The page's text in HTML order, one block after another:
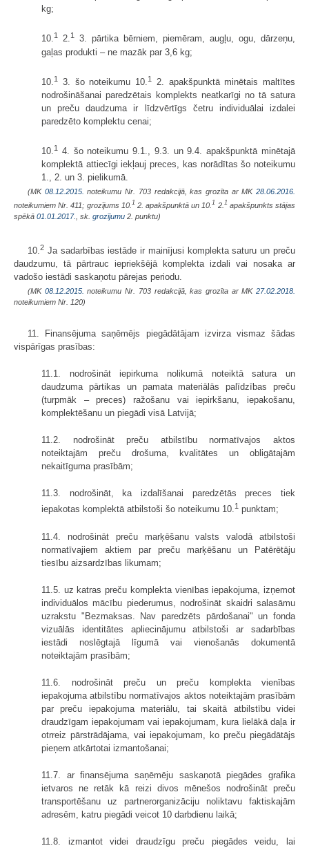
kg;
10.1 2.1 3. pārtika bērniem, piemēram, augļu, ogu, dārzeņu,
gaļas produkti – ne mazāk par 3,6 kg;
10.1 3. šo noteikumu 10.1
2. apakšpunktā minētais maltītes
nodrošināšanai paredzētais komplekts neatkarīgi no tā satura
un preču daudzuma ir līdzvērtīgs četru individuālai izdalei
paredzēto komplektu cenai;
10.1
4. šo noteikumu 9.1., 9.3. un 9.4. apakšpunktā minētajā
komplektā attiecīgi iekļauj preces, kas norādītas šo noteikumu
1., 2. un 3. pielikumā.
(MK 08.12.2015. noteikumu Nr. 703 redakcijā, kas grozīta ar MK28.06.2016.
noteikumiem Nr. 411; grozījums 10. 1 2. apakšpunktā un 10.1 2. 1 apakšpunkts stājas
spēkā 01.01.2017. , sk. grozījumu 2. punktu)
10.2 Ja sadarbības iestāde ir mainījusi komplekta saturu un preču
daudzumu, tā pārtrauc iepriekšējā komplekta izdali vai nosaka ar
vadošo iestādi saskaņotu pārejas periodu.
(MK 08.12.2015. noteikumu Nr. 703 redakcijā, kas grozīta ar MK27.02.2018.
noteikumiem Nr. 120)
11. Finansējuma saņēmējs piegādātājam izvirza vismaz šādas
vispārīgas prasības:
11.1. nodrošināt iepirkuma nolikumā noteiktā satura un
daudzuma pārtikas un pamata materiālās palīdzības preču
(turpmāk – preces) ražošanu vai iepirkšanu, iepakošanu,
komplektēšanu un piegādi visā Latvijā;
11.2. nodrošināt preču atbilstību normatīvajos aktos
noteiktajām preču drošuma, kvalitātes un obligātajām
nekaitīguma prasībām;
11.3. nodrošināt, ka izdalīšanai paredzētās preces tiek
iepakotas komplektā atbilstoši šo noteikumu 10.1 punktam;
11.4. nodrošināt preču marķēšanu valsts valodā atbilstoši
normatīvajiem aktiem par preču marķēšanu un Patērētāju
tiesību aizsardzības likumam;
11.5. uz katras preču komplekta vienības iepakojuma, izņemot
individuālos mācību piederumus, nodrošināt skaidri salasāmu
uzrakstu "Bezmaksas. Nav paredzēts pārdošanai" un fonda
vizuālās identitātes apliecinājumu atbilstoši ar sadarbības
iestādi noslēgtajā līgumā vai vienošanās dokumentā
noteiktajām prasībām;
11.6. nodrošināt preču un preču komplekta vienības
iepakojuma atbilstību normatīvajos aktos noteiktajām prasībām
par preču iepakojuma materiālu, tai skaitā atbilstību videi
draudzīgam iepakojumam vai iepakojumam, kura lielākā daļa ir
otrreiz pārstrādājama, vai iepakojumam, ko preču piegādātājs
pieņem atkārtotai izmantošanai;
11.7. ar finansējuma saņēmēju saskaņotā piegādes grafika
ietvaros ne retāk kā reizi divos mēnešos nodrošināt preču
transportēšanu uz partnerorganizāciju noliktavu faktiskajām
adresēm, katru piegādi veicot 10 darbdienu laikā;
11.8. izmantot videi draudzīgu preču piegādes veidu, lai